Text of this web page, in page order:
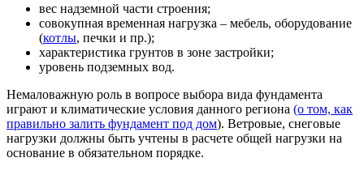
вес надземной части строения;
совокупная временная нагрузка – мебель, оборудование
(котлы, печки и пр.);
характеристика грунтов в зоне застройки;
уровень подземных вод.
Немаловажную роль в вопросе выбора вида фундамента
играют и климатические условия данного региона (о том, как
правильно залить фундамент под дом). Ветровые, снеговые
нагрузки должны быть учтены в расчете общей нагрузки на
основание в обязательном порядке.